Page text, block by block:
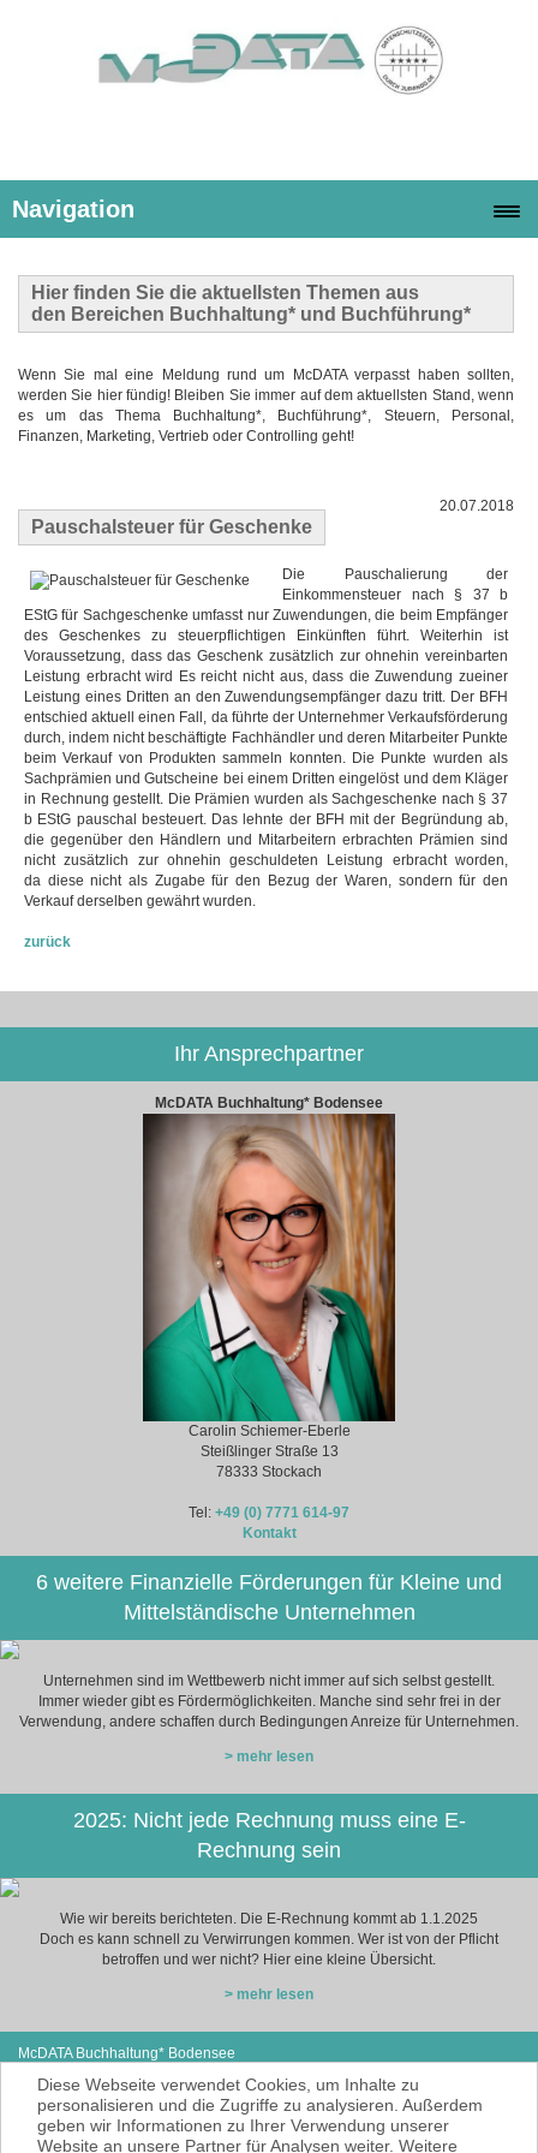
Navigation
Hier finden Sie die aktuellsten Themen aus
den Bereichen Buchhaltung* und Buchführung*
Wenn Sie mal eine Meldung rund um McDATA verpasst haben sollten,
werden Sie hier fündig! Bleiben Sie immer auf dem aktuellsten Stand, wenn
es um das Thema Buchhaltung*, Buchführung*, Steuern, Personal,
Finanzen, Marketing, Vertrieb oder Controlling geht!
Pauschalsteuer für Geschenke
20.07.2018
Die Pauschalierung der
Einkommensteuer nach § 37 b
EStG für Sachgeschenke umfasst nur Zuwendungen, die beim Empfänger
des Geschenkes zu steuerpflichtigen Einkünften führt. Weiterhin ist
Voraussetzung, dass das Geschenk zusätzlich zur ohnehin vereinbarten
Leistung erbracht wird Es reicht nicht aus, dass die Zuwendung zueiner
Leistung eines Dritten an den Zuwendungsempfänger dazu tritt. Der BFH
entschied aktuell einen Fall, da führte der Unternehmer Verkaufsförderung
durch, indem nicht beschäftigte Fachhändler und deren Mitarbeiter Punkte
beim Verkauf von Produkten sammeln konnten. Die Punkte wurden als
Sachprämien und Gutscheine bei einem Dritten eingelöst und dem Kläger
in Rechnung gestellt. Die Prämien wurden als Sachgeschenke nach § 37
b EStG pauschal besteuert. Das lehnte der BFH mit der Begründung ab,
die gegenüber den Händlern und Mitarbeitern erbrachten Prämien sind
nicht zusätzlich zur ohnehin geschuldeten Leistung erbracht worden,
da diese nicht als Zugabe für den Bezug der Waren, sondern für den
Verkauf derselben gewährt wurden.
zurück
Ihr Ansprechpartner
McDATA Buchhaltung* Bodensee
Carolin Schiemer-Eberle
Steißlinger Straße 13
78333 Stockach
Tel: +49 (0) 7771 614-97
Kontakt
6 weitere Finanzielle Förderungen für Kleine und
Mittelständische Unternehmen
Unternehmen sind im Wettbewerb nicht immer auf sich selbst gestellt.
Immer wieder gibt es Fördermöglichkeiten. Manche sind sehr frei in der
Verwendung, andere schaffen durch Bedingungen Anreize für Unternehmen.
> mehr lesen
2025: Nicht jede Rechnung muss eine E-
Rechnung sein
Wie wir bereits berichteten. Die E-Rechnung kommt ab 1.1.2025
Doch es kann schnell zu Verwirrungen kommen. Wer ist von der Pflicht
betroffen und wer nicht? Hier eine kleine Übersicht.
> mehr lesen
McDATA Buchhaltung* Bodensee
78333 Stockach
E-Mail:cse@mcdata.de
McDATA ist eine sehr gute Alternative zu
Ihrem Steuerberater zur Erbringung der
Diese Webseite verwendet Cookies, um Inhalte zu
personalisieren und die Zugriffe zu analysieren. Außerdem
geben wir Informationen zu Ihrer Verwendung unserer
Website an unsere Partner für Analysen weiter. Weitere